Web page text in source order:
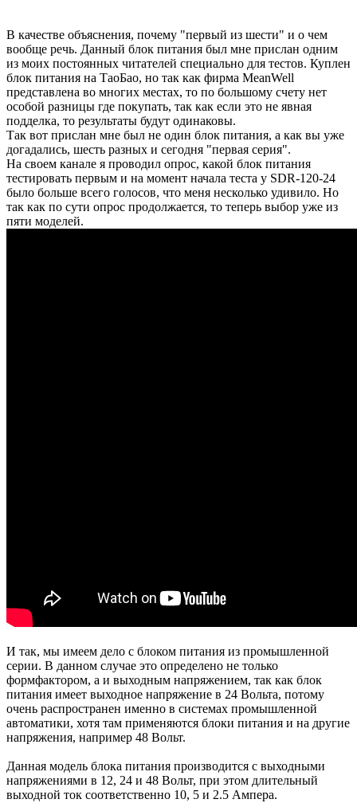
В качестве объяснения, почему "первый из шести" и о чем
вообще речь. Данный блок питания был мне прислан одним
из моих постоянных читателей специально для тестов. Куплен
блок питания на ТаоБао, но так как фирма MeanWell
представлена во многих местах, то по большому счету нет
особой разницы где покупать, так как если это не явная
подделка, то результаты будут одинаковы.
Так вот прислан мне был не один блок питания, а как вы уже
догадались, шесть разных и сегодня "первая серия".
На своем канале я проводил опрос, какой блок питания
тестировать первым и на момент начала теста у SDR-120-24
было больше всего голосов, что меня несколько удивило. Но
так как по сути опрос продолжается, то теперь выбор уже из
пяти моделей.
И так, мы имеем дело с блоком питания из промышленной
серии. В данном случае это определено не только
формфактором, а и выходным напряжением, так как блок
питания имеет выходное напряжение в 24 Вольта, потому
очень распространен именно в системах промышленной
автоматики, хотя там применяются блоки питания и на другие
напряжения, например 48 Вольт.
Данная модель блока питания производится с выходными
напряжениями в 12, 24 и 48 Вольт, при этом длительный
выходной ток соответственно 10, 5 и 2.5 Ампера.